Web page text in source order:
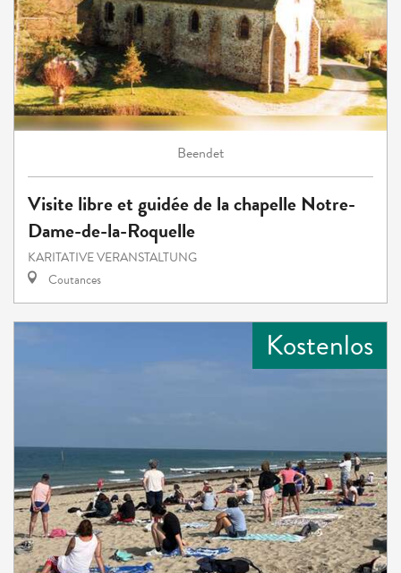
Beendet
Visite libre et guidée de la chapelle Notre-
Dame-de-la-Roquelle
KARITATIVE VERANSTALTUNG
Coutances
Kostenlos